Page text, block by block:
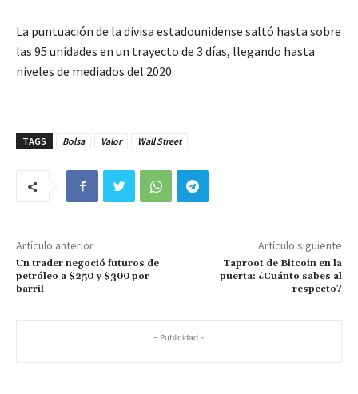
La puntuación de la divisa estadounidense saltó hasta sobre
las 95 unidades en un trayecto de 3 días, llegando hasta
niveles de mediados del 2020.
TAGS Bolsa Valor Wall Street
Artículo anterior
Un trader negoció futuros de
petróleo a $250 y $300 por
barril
Artículo siguiente
Taproot de Bitcoin en la
puerta: ¿Cuánto sabes al
respecto?
- Publicidad -